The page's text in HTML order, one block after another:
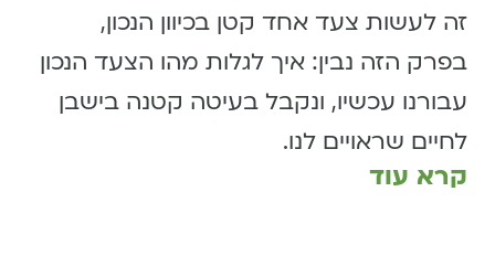
זה לעשות צעד אחד קטן בכיוון הנכון,
בפרק הזה נבין: איך לגלות מהו הצעד הנכון
עבורנו עכשיו, ונקבל בעיטה קטנה בישבן
לחיים שראויים לנו.
קרא עוד